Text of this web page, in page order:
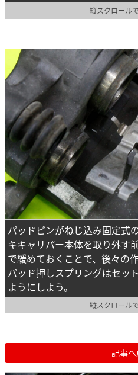
縦スクロール
パッドピンがねじ込み固定式
キキャリパー本体を取り外す
で緩めておくことで、後々の
パッド押しスプリングはセッ
ようにしよう。
縦スクロール
記事へ